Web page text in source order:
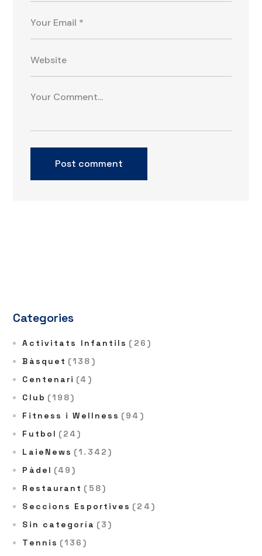
Categories
Activitats Infantils (26)
Bàsquet (138)
Centenari (4)
Club (198)
Fitness i Wellness (94)
Futbol (24)
LaieNews (1.342)
Pàdel (49)
Restaurant (58)
Seccions Esportives (24)
Sin categoría (3)
Tennis (136)